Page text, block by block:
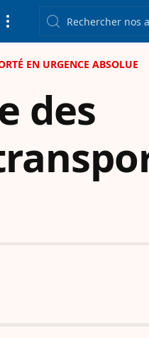
EN URGENCE ABSOLUE
des